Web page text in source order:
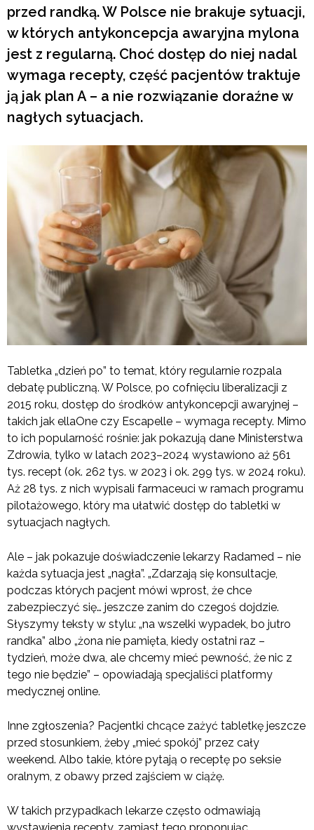
przed randką. W Polsce nie brakuje sytuacji,
w których antykoncepcja awaryjna mylona
jest z regularną. Choć dostęp do niej nadal
wymaga recepty, część pacjentów traktuje
ją jak plan A – a nie rozwiązanie doraźne w
nagłych sytuacjach.
Tabletka „dzień po” to temat, który regularnie rozpala
debatę publiczną. W Polsce, po cofnięciu liberalizacji z
2015 roku, dostęp do środków antykoncepcji awaryjnej –
takich jak ellaOne czy Escapelle – wymaga recepty. Mimo
to ich popularność rośnie: jak pokazują dane Ministerstwa
Zdrowia, tylko w latach 2023–2024 wystawiono aż 561
tys. recept (ok. 262 tys. w 2023 i ok. 299 tys. w 2024 roku).
Aż 28 tys. z nich wypisali farmaceuci w ramach programu
pilotażowego, który ma ułatwić dostęp do tabletki w
sytuacjach nagłych.
Ale – jak pokazuje doświadczenie lekarzy Radamed – nie
każda sytuacja jest „nagła”. „Zdarzają się konsultacje,
podczas których pacjent mówi wprost, że chce
zabezpieczyć się… jeszcze zanim do czegoś dojdzie.
Słyszymy teksty w stylu: „na wszelki wypadek, bo jutro
randka” albo „żona nie pamięta, kiedy ostatni raz –
tydzień, może dwa, ale chcemy mieć pewność, że nic z
tego nie będzie” – opowiadają specjaliści platformy
medycznej online.
Inne zgłoszenia? Pacjentki chcące zażyć tabletkę jeszcze
przed stosunkiem, żeby „mieć spokój” przez cały
weekend. Albo takie, które pytają o receptę po seksie
oralnym, z obawy przed zajściem w ciążę.
W takich przypadkach lekarze często odmawiają